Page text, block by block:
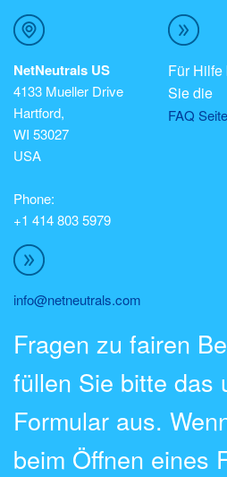
NetNeutrals US
4133 Mueller Drive
Hartford,
WI 53027
USA
Phone:
+1 414 803 5979
info@netneutrals.com
Für Hilfe
Sie die
FAQ Seite
Fragen zu fairen
füllen Sie bitte das
Formular aus.
beim Öffnen eines